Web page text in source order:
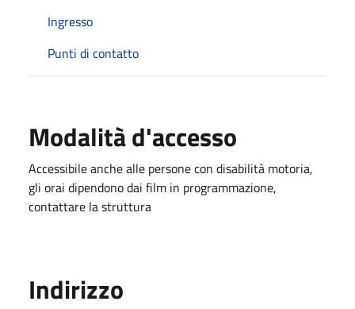
Ingresso
Punti di contatto
Modalità d'accesso
Accessibile anche alle persone con disabilità motoria,
gli orai dipendono dai film in programmazione,
contattare la struttura
Indirizzo